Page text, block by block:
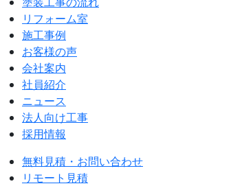
リフォーム室
施工事例
お客様の声
会社案内
社員紹介
ニュース
法人向け工事
採用情報
無料見積・お問い合わせ
リモート見積